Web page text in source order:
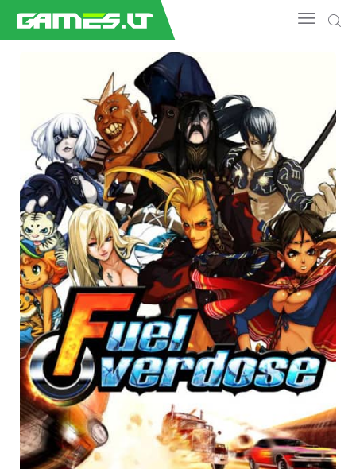
NAUJIENOS
GAMEDEV
ESPORTAS
GELEŽIS
VIDEO
APŽVALGOS
ŽAIDIMAI